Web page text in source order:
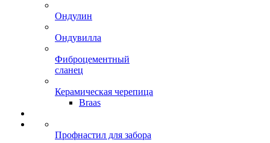
Ондулин
Ондувилла
Фиброцементный
сланец
Керамическая черепица
Braas
Профнастил для забора